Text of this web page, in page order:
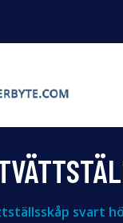
svart